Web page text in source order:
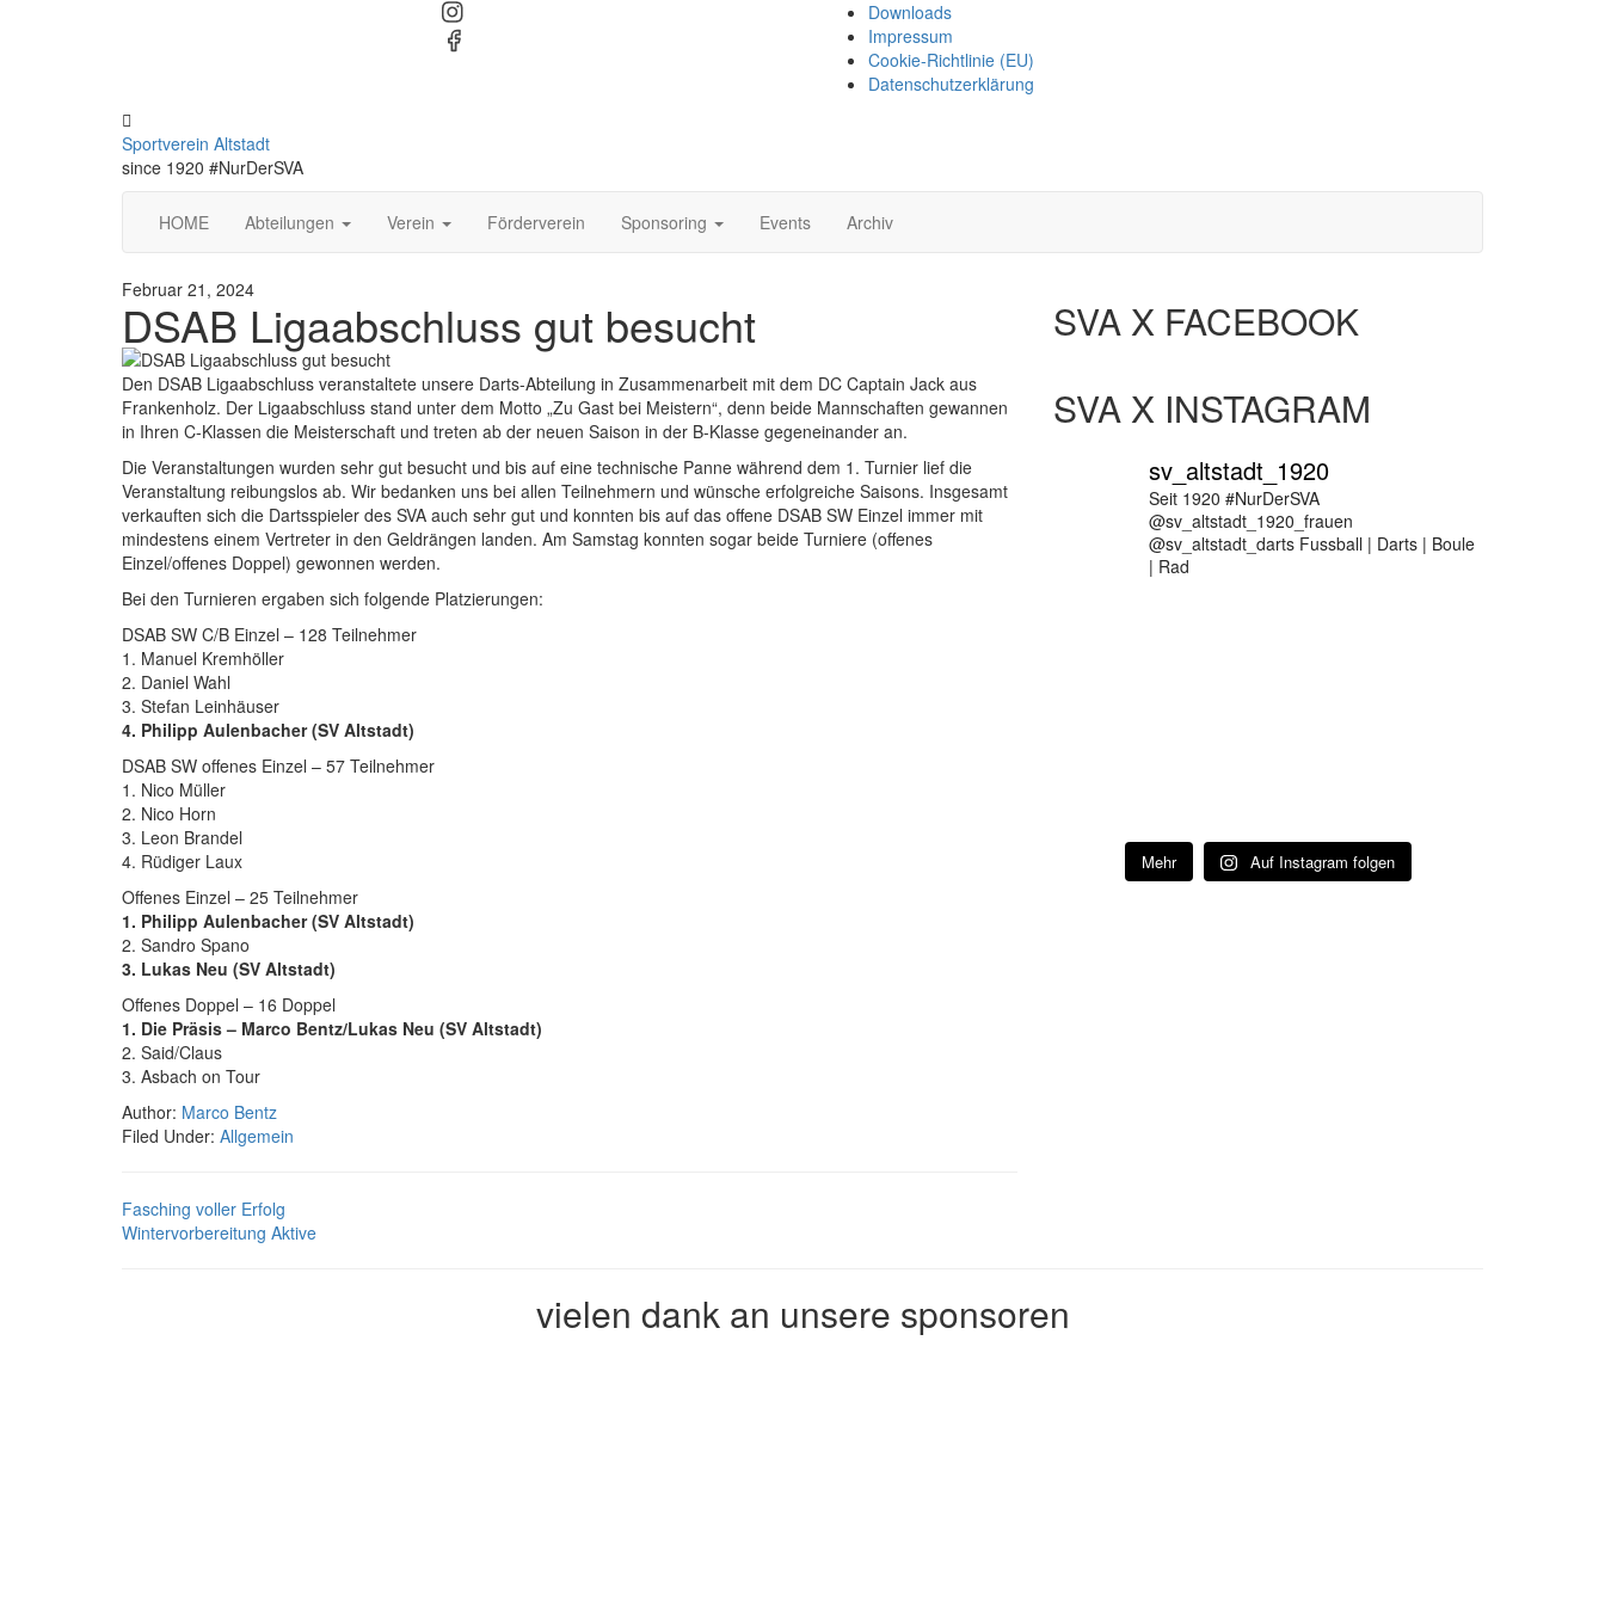
Downloads
Impressum
Cookie-Richtlinie (EU)
Datenschutzerklärung
header
Sportverein Altstadt
since 1920 #NurDerSVA
HOME Abteilungen Verein Förderverein Sponsoring Events Archiv
Februar 21, 2024
DSAB Ligaabschluss gut besucht
Den DSAB Ligaabschluss veranstaltete unsere Darts-Abteilung in Zusammenarbeit mit dem DC Captain Jack aus
Frankenholz. Der Ligaabschluss stand unter dem Motto „Zu Gast bei Meistern“, denn beide Mannschaften gewannen
in Ihren C-Klassen die Meisterschaft und treten ab der neuen Saison in der B-Klasse gegeneinander an.
Die Veranstaltungen wurden sehr gut besucht und bis auf eine technische Panne während dem 1. Turnier lief die
Veranstaltung reibungslos ab. Wir bedanken uns bei allen Teilnehmern und wünsche erfolgreiche Saisons. Insgesamt
verkauften sich die Dartsspieler des SVA auch sehr gut und konnten bis auf das offene DSAB SW Einzel immer mit
mindestens einem Vertreter in den Geldrängen landen. Am Samstag konnten sogar beide Turniere (offenes
Einzel/offenes Doppel) gewonnen werden.
Bei den Turnieren ergaben sich folgende Platzierungen:
DSAB SW C/B Einzel – 128 Teilnehmer
1. Manuel Kremhöller
2. Daniel Wahl
3. Stefan Leinhäuser
4. Philipp Aulenbacher (SV Altstadt)
DSAB SW offenes Einzel – 57 Teilnehmer
1. Nico Müller
2. Nico Horn
3. Leon Brandel
4. Rüdiger Laux
Offenes Einzel – 25 Teilnehmer
1. Philipp Aulenbacher (SV Altstadt)
2. Sandro Spano
3. Lukas Neu (SV Altstadt)
Offenes Doppel – 16 Doppel
1. Die Präsis – Marco Bentz/Lukas Neu (SV Altstadt)
2. Said/Claus
3. Asbach on Tour
Author: Marco Bentz
Filed Under: Allgemein
Fasching voller Erfolg
Wintervorbereitung Aktive
SVA X FACEBOOK
SVA X INSTAGRAM
sv_altstadt_1920
Seit 1920 #NurDerSVA
@sv_altstadt_1920_frauen
@sv_altstadt_darts Fussball | Darts | Boule
| Rad
Mehr Auf Instagram folgen
vielen dank an unsere sponsoren